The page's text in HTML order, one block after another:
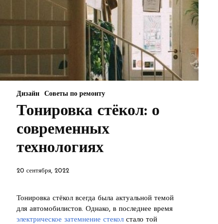
Дизайн Советы по ремонту
Тонировка стёкол: о
современных
технологиях
20 сентября, 2022
Тонировка стёкол всегда была актуальной темой
для автомобилистов. Однако, в последнее время
электрическое затемнение стекол стало той